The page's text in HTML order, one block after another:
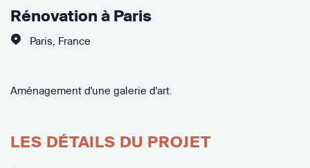
Rénovation à Paris
Paris France
Aménagement d'une galerie d'art.
LES DÉTAILS DU PROJET